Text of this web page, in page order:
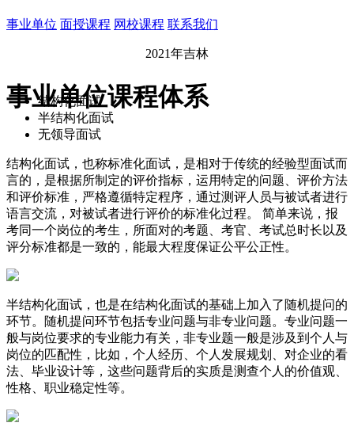
事业单位 面授课程 网校课程 联系我们
2021年吉林
事业单位课程体系
结构化面试
半结构化面试
无领导面试
结构化面试，也称标准化面试，是相对于传统的经验型面试而
言的，是根据所制定的评价指标，运用特定的问题、评价方法
和评价标准，严格遵循特定程序，通过测评人员与被试者进行
语言交流，对被试者进行评价的标准化过程。 简单来说，报
考同一个岗位的考生，所面对的考题、考官、考试总时长以及
评分标准都是一致的，能最大程度保证公平公正性。
半结构化面试，也是在结构化面试的基础上加入了随机提问的
环节。随机提问环节包括专业问题与非专业问题。专业问题一
般与岗位要求的专业能力有关，非专业题一般是涉及到个人与
岗位的匹配性，比如，个人经历、个人发展规划、对企业的看
法、毕业设计等，这些问题背后的实质是测查个人的价值观、
性格、职业稳定性等。